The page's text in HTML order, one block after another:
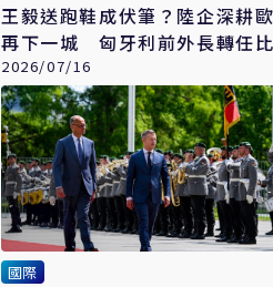
王毅送跑鞋成伏筆？陸企深耕
再下一城 匈牙利前外長轉任
迪高管
2026/07/16
國際